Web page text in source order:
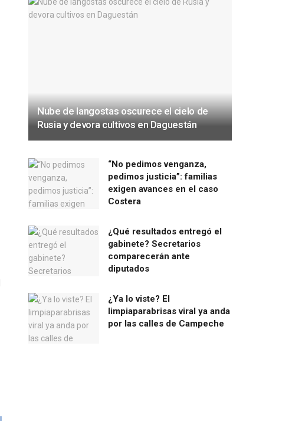
Nube de langostas oscurece el cielo de
Rusia y devora cultivos en Daguestán
“No pedimos venganza,
pedimos justicia”: familias
exigen avances en el caso
Costera
¿Qué resultados entregó el
gabinete? Secretarios
comparecerán ante
diputados
¿Ya lo viste? El
limpiaparabrisas viral ya anda
por las calles de Campeche